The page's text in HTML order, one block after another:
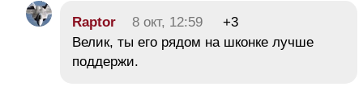
Raptor 8 окт, 12:59
+3
Велик, ты его рядом на шконке лучше
поддержи.